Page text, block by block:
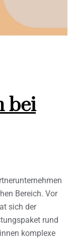
bei
Bereich. Vor
sich der
rund
komplexe